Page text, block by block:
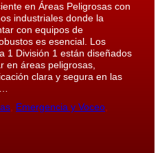
en Áreas Peligrosas con
industriales donde la
con equipos de
es esencial. Los
1 División 1 están diseñados
en áreas peligrosas,
clara y segura en las
Emergencia y Voceo